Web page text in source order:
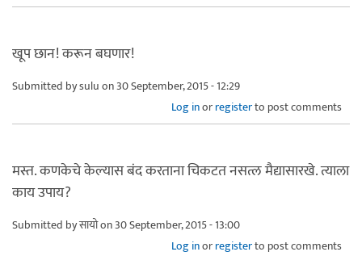
खूप छान! करून बघणार!
Submitted bysuluon 30 September, 2015 - 12:29
Log inorregisterto post comments
मस्त. कणकेचे केल्यास बंद करताना चिकटत नसत्ल मैद्यासारखे. त्याला
काय उपाय?
Submitted byसायोon 30 September, 2015 - 13:00
Log inorregisterto post comments